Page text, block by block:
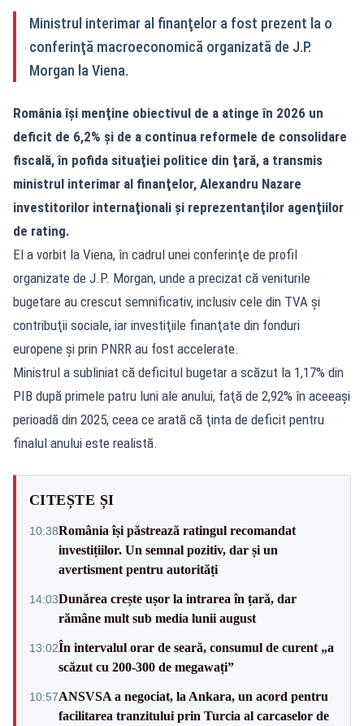
Ministrul interimar al finanţelor a fost prezent la o
conferinţă macroeconomică organizată de J.P.
Morgan la Viena.
România îşi menţine obiectivul de a atinge în 2026 un
deficit de 6,2% şi de a continua reformele de consolidare
fiscală, în pofida situaţiei politice din ţară, a transmis
ministrul interimar al finanţelor, Alexandru Nazare
investitorilor internaţionali şi reprezentanţilor agenţiilor
de rating.
El a vorbit la Viena, în cadrul unei conferinţe de profil
organizate de J.P. Morgan, unde a precizat că veniturile
bugetare au crescut semnificativ, inclusiv cele din TVA şi
contribuţii sociale, iar investiţiile finanţate din fonduri
europene şi prin PNRR au fost accelerate.
Ministrul a subliniat că deficitul bugetar a scăzut la 1,17% din
PIB după primele patru luni ale anului, faţă de 2,92% în aceeaşi
perioadă din 2025, ceea ce arată că ţinta de deficit pentru
finalul anului este realistă.
CITEȘTE ȘI
10:38România își păstrează ratingul recomandat
investițiilor. Un semnal pozitiv, dar și un
avertisment pentru autorități
14:03Dunărea crește ușor la intrarea în țară, dar
rămâne mult sub media lunii august
13:02În intervalul orar de seară, consumul de curent „a
scăzut cu 200-300 de megawați”
10:57ANSVSA a negociat, la Ankara, un acord pentru
facilitarea tranzitului prin Turcia al carcaselor de